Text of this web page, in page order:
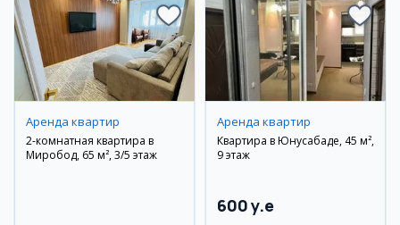
Аренда квартир
2-комнатная квартира в
Миробод, 65 м², 3/5 этаж
Аренда квартир
Квартира в Юнусабаде, 45 м²,
9 этаж
600 y.e